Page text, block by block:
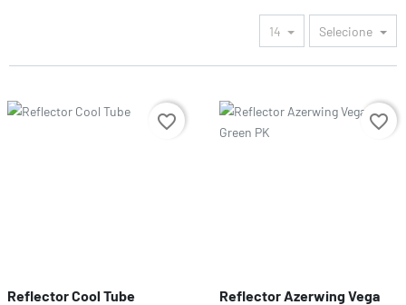
14 Selecione
Preço
Reflector Cool Tube
favorite_border Preço
Reflector Azerwing Vega
favorite_border